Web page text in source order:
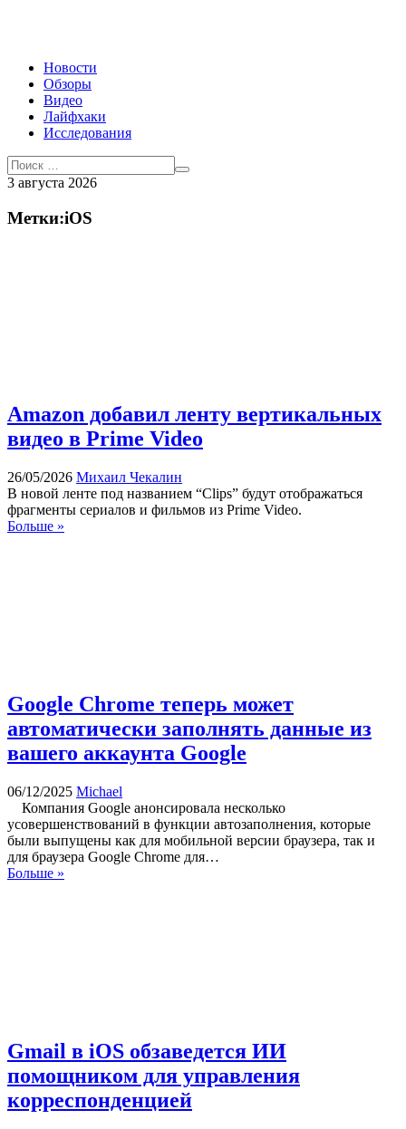
Новости
Обзоры
Видео
Лайфхаки
Исследования
3 августа 2026
Метки:iOS
Amazon добавил ленту вертикальных
видео в Prime Video
26/05/2026 Михаил Чекалин
В новой ленте под названием “Clips” будут отображаться
фрагменты сериалов и фильмов из Prime Video.
Больше »
Google Chrome теперь может
автоматически заполнять данные из
вашего аккаунта Google
06/12/2025 Michael
Компания Google анонсировала несколько
усовершенствований в функции автозаполнения, которые
были выпущены как для мобильной версии браузера, так и
для браузера Google Chrome для…
Больше »
Gmail в iOS обзаведется ИИ
помощником для управления
корреспонденцией